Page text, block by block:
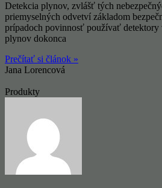
Detekcia plynov, zvlášť tých
priemyselných odvetví základom
prípadoch povinnosť používať
plynov dokonca
Prečítať si článok »
Jana Lorencová
Produkty